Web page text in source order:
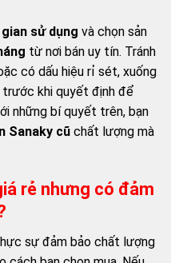
sử dụng và chọn sản
từ nơi bán uy tín. Tránh
có dấu hiệu rỉ sét, xuống
trước khi quyết định để
những bí quyết trên, bạn
Sanaky cũ chất lượng mà
rẻ nhưng có đảm
sự đảm bảo chất lượng